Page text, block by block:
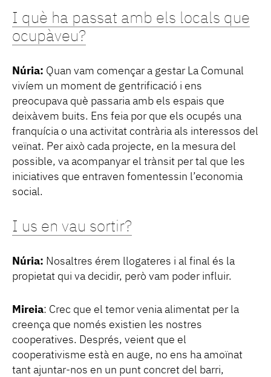
I què ha passat amb els locals que
ocupàveu?
Núria: Quan vam començar a gestar La Comunal
vivíem un moment de gentrificació i ens
preocupava què passaria amb els espais que
deixàvem buits. Ens feia por que els ocupés una
franquícia o una activitat contrària als interessos del
veïnat. Per això cada projecte, en la mesura del
possible, va acompanyar el trànsit per tal que les
iniciatives que entraven fomentessin l’economia
social.
I us en vau sortir?
Núria: Nosaltres érem llogateres i al final és la
propietat qui va decidir, però vam poder influir.
Mireia: Crec que el temor venia alimentat per la
creença que només existien les nostres
cooperatives. Després, veient que el
cooperativisme està en auge, no ens ha amoïnat
tant ajuntar-nos en un punt concret del barri,